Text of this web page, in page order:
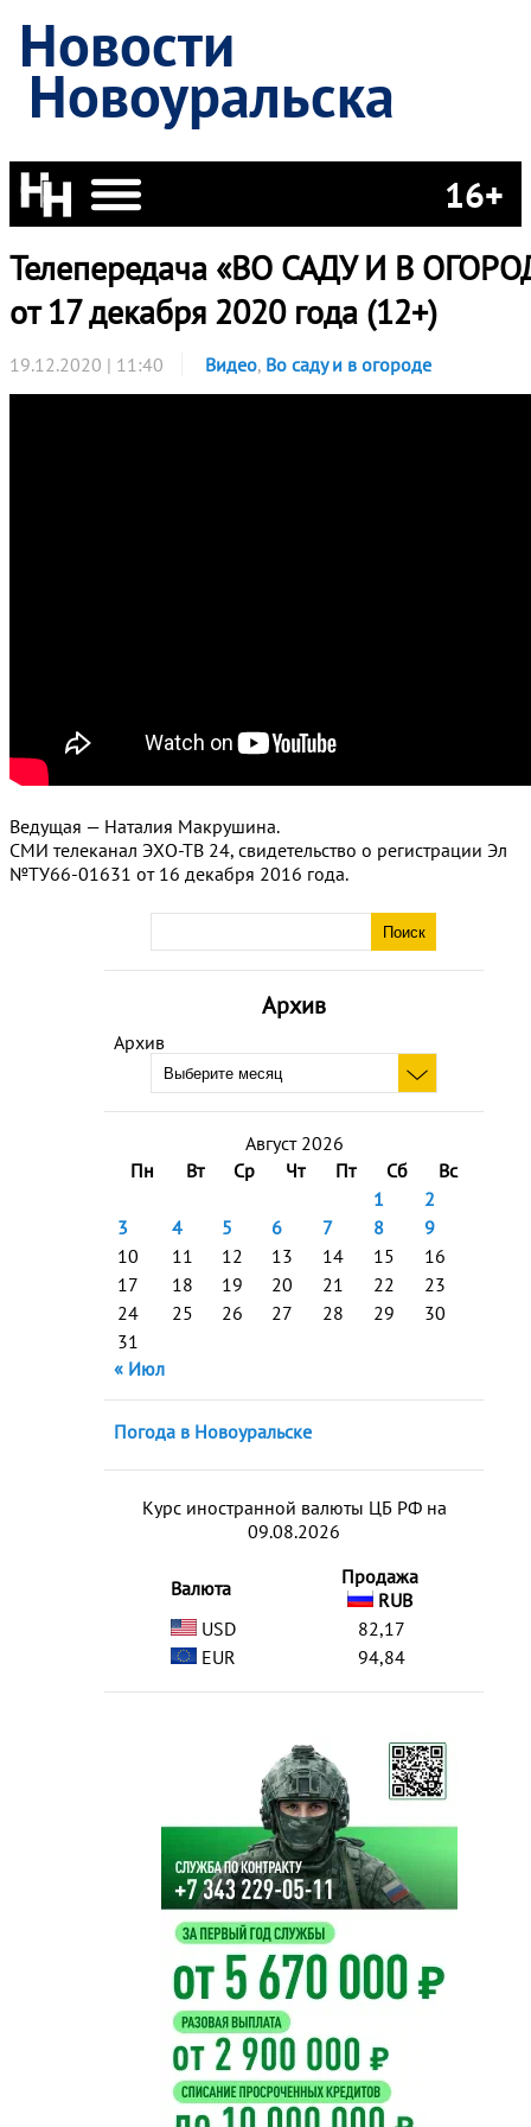
Новости
Новоуральска
16+
Архив
Архив
Август 2026
Пн
Вт Ср Чт Пт Сб
Вс
1
2
3
4 5 6 7 8
9
10
11 12 13 14 15
16
17
18 19 20 21 22
23
24
25 26 27 28 29
30
31
« Июл
Погода в Новоуральске
Курс иностранной валюты ЦБ РФ на
09.08.2026
Валюта
Продажа
RUB
USD
82,17
EUR
94,84
Телепередача «ВО САДУ И В
от 17 декабря 2020 года (12+)
19.12.2020 | 11:40 Видео, Во саду и в огороде
Ведущая — Наталия Макрушина.
СМИ телеканал ЭХО-ТВ 24, свидетельство о регистрации Эл
№ТУ66-01631 от 16 декабря 2016 года.